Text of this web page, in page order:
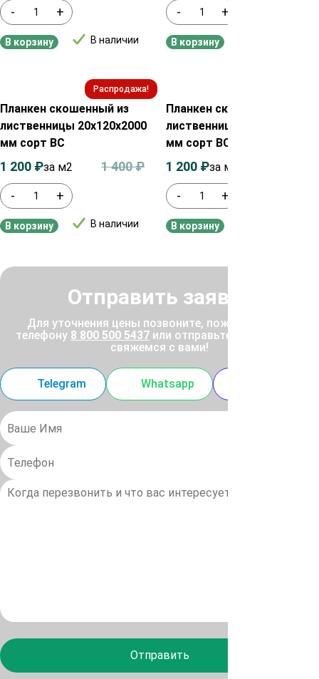
- +
В наличии
В корзину
- +
В корзину
Распродажа!
Планкен скошенный из
лиственницы 20х120х2000
мм сорт ВС
- +
В наличии
1 400₽
1 200 ₽за м2
В корзину
Планкен скошенный из
лиственницы 20х120х2500
мм сорт ВС
- +
1 200 ₽за м2
В корзину
Отправить заявку
Для уточнения цены позвоните, пожалуйста, по
телефону 8 800 500 5437 или отправьте заявку, и мы
свяжемся с вами!
Telegram Whatsapp
Отправить